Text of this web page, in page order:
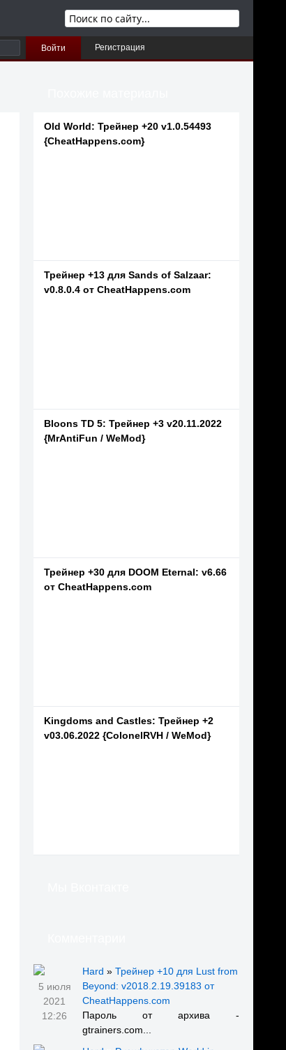
Войти Регистрация
Old World: Трейнер +20 v1.0.54493
{CheatHappens.com}
Трейнер +13 для Sands of Salzaar:
v0.8.0.4 от CheatHappens.com
Bloons TD 5: Трейнер +3 v20.11.2022
{MrAntiFun / WeMod}
Трейнер +30 для DOOM Eternal: v6.66
от CheatHappens.com
Kingdoms and Castles: Трейнер +2
v03.06.2022 {ColonelRVH / WeMod}
5 июля
2021
12:26
Hard » Трейнер +10 для Lust from
Beyond: v2018.2.19.39183 от
CheatHappens.com
Пароль от архива -
gtrainers.com...